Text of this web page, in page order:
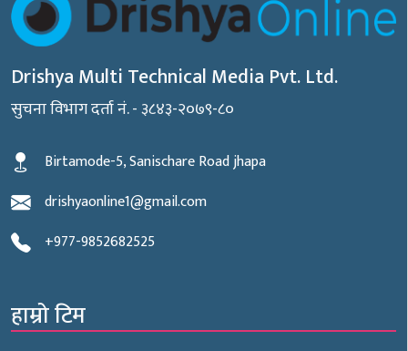
Drishya Multi Technical Media Pvt. Ltd.
सुचना विभाग दर्ता नं. - ३८४३-२०७९-८०
Birtamode-5, Sanischare Road jhapa
drishyaonline1@gmail.com
+977-9852682525
हाम्रो टिम